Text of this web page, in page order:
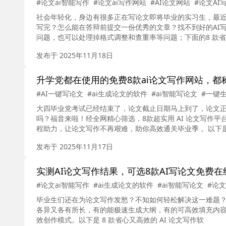
#论文ai智能写作 #论文ai写作网站 #AI论文网站 #论文AI
社会年轻化，身边有很多正在写论文即将毕业的实习生，最
写完？怎么能在答辩前提交一份优秀的文章？找不到好的AI
问题，也可以处理掉格式调整和查重率等问题；下面的8 款
发布于 2025年11月18日
升学党都在使用的免费8款ai论文写作网站，都
#AI一键写论文 #ai生成论文的软件 #ai智能写论文 #一键
大四毕业党考试已经结束了，论文截止日期马上到了，论
吗？福音来啦！经全网精心筛选，8款超实用 AI 论文写作
程助力，让论文写作不再艰难，助你高效通关毕业季 。以下
发布于 2025年11月17日
实测AI论文写作结果，可选8款AI写论文免费在
#论文ai智能写作 #ai生成论文的软件 #ai智能写论文 #论
毕业生们还在为论文写作发愁？不知如何轻松解决这一难
各异又各有所长，有的能极速生成大纲，有的可高效填充内
效创作模式。以下是 8 款省心又高效的 AI 论文写作软